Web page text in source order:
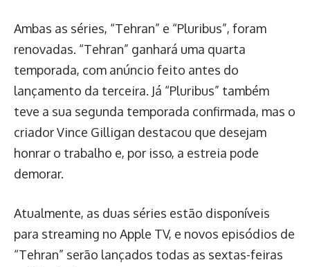
Ambas as séries, “Tehran” e “Pluribus”, foram
renovadas. “Tehran” ganhará uma quarta
temporada, com anúncio feito antes do
lançamento da terceira. Já “Pluribus” também
teve a sua segunda temporada confirmada, mas o
criador Vince Gilligan destacou que desejam
honrar o trabalho e, por isso, a estreia pode
demorar.
Atualmente, as duas séries estão disponíveis
para streaming no Apple TV, e novos episódios de
“Tehran” serão lançados todas as sextas-feiras